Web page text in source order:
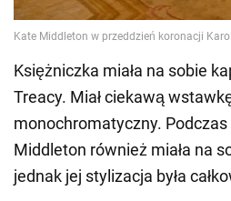
Księżniczka miała na sobie
Treacy. Miał ciekawą
monochromatyczny. Podczas
Middleton również miała na
jednak jej stylizacja była